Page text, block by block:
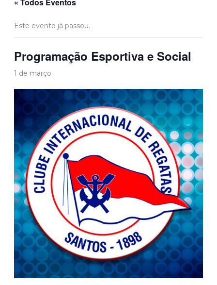
« Todos Eventos
Este evento já passou.
Programação Esportiva e Social
1 de março